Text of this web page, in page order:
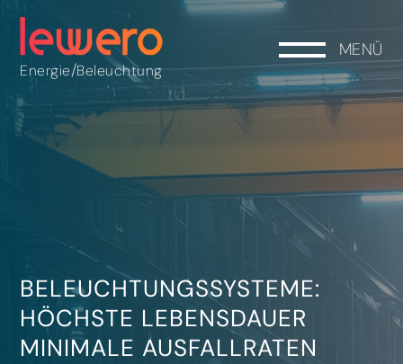
Energie/Beleuchtung
MENÜ
BELEUCHTUNGSSYSTEME:
HÖCHSTE LEBENSDAUER
MINIMALE AUSFALLRATEN